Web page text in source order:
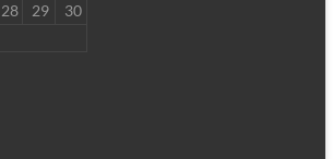
28 29
30